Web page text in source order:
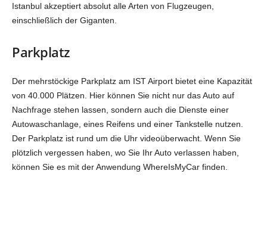
Istanbul akzeptiert absolut alle Arten von Flugzeugen,
einschließlich der Giganten.
Parkplatz
Der mehrstöckige Parkplatz am IST Airport bietet eine Kapazität
von 40.000 Plätzen. Hier können Sie nicht nur das Auto auf
Nachfrage stehen lassen, sondern auch die Dienste einer
Autowaschanlage, eines Reifens und einer Tankstelle nutzen.
Der Parkplatz ist rund um die Uhr videoüberwacht. Wenn Sie
plötzlich vergessen haben, wo Sie Ihr Auto verlassen haben,
können Sie es mit der Anwendung WhereIsMyCar finden.